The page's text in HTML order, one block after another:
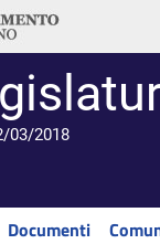
03/2018
Documenti